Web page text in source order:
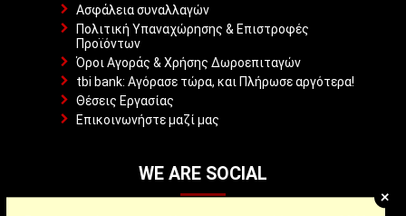
Ασφάλεια συναλλαγών
Πολιτική Υπαναχώρησης & Επιστροφές
Προϊόντων
Όροι Αγοράς & Χρήσης Δωροεπιταγών
tbi bank: Αγόρασε τώρα, και Πλήρωσε αργότερα!
Θέσεις Εργασίας
Επικοινωνήστε μαζί μας
WE ARE SOCIAL
+